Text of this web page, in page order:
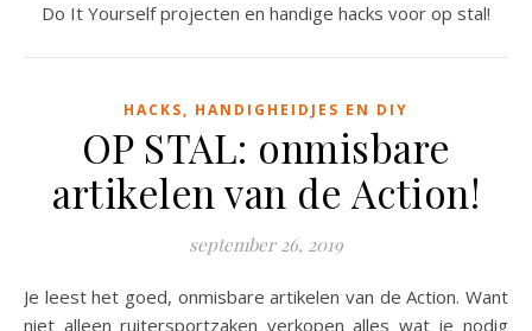
Do It Yourself projecten en handige hacks voor op stal!
HACKS, HANDIGHEIDJES EN DIY
OP STAL: onmisbare
artikelen van de Action!
september 26, 2019
Je leest het goed, onmisbare artikelen van de Action. Want
niet alleen ruitersportzaken verkopen alles wat je nodig